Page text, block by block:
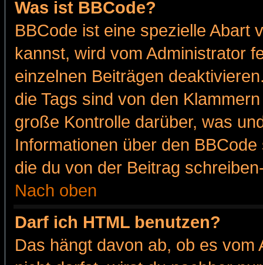
Was ist BBCode?
BBCode ist eine spezielle Abart
kannst, wird vom Administrator
einzelnen Beiträgen
die Tags sind von den
große Kontrolle darüber, was
Informationen über den
die du von der Beitrag
Nach oben
Darf ich HTML benutzen?
Das hängt davon ab, ob es